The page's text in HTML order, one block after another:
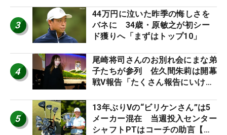
3
44万円に泣いた昨季の悔しさを
バネに 34歳・原敏之が初シー
ド獲りへ「まずはトップ10」
4
尾崎将司さんのお別れ会にまな弟
子たちが参列 佐久間朱莉は開幕
戦V報告「たくさん報告にいける
5
13年ぶりVの“ビリケンさん”は5
メーカー混在 当週投入センター
シャフトPTはコーチの助言【勝